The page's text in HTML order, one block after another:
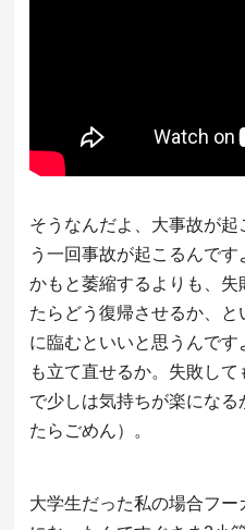
そうなんだよ、大事故が
う一回事故が起こるんで
かもと萎縮するよりも、
たらどう復帰させるか、
に臨むといいと思うんで
も立て直せるか。失敗し
で少しは気持ちが楽にな
たらごめん）。
大学生だった私の場合フ